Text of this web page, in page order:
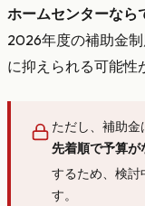
ホームセンターなら
2026年度の補助金
に抑えられる可能性
ただし、補助金
先着順で予算が
するため、検討
す。